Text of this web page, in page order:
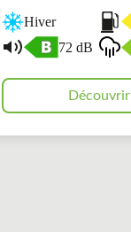
Hiver
72 dB
Découvrir